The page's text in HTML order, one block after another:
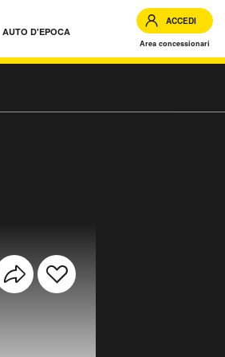
AUTO D'EPOCA
ACCEDI
Area concessionari